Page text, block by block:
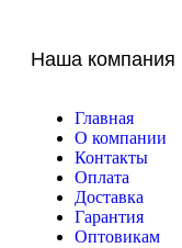
Наша компания
Главная
О компании
Контакты
Оплата
Доставка
Гарантия
Оптовикам